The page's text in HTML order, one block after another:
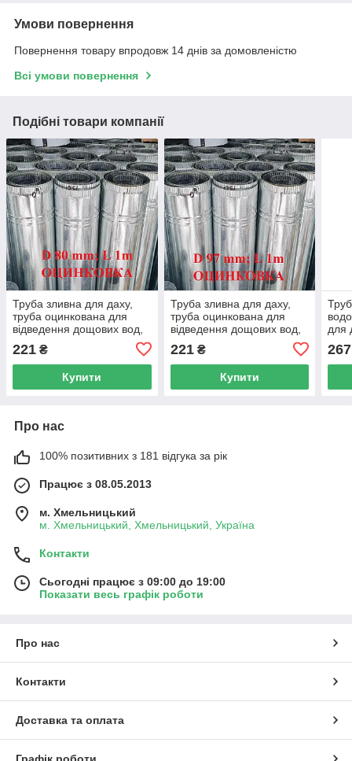
Умови повернення
Повернення товару впродовж 14 днів за домовленістю
Всі умови повернення
Подібні товари компанії
Труба зливна для даху,
труба оцинкована для
відведення дощових вод,
відвід дощових вод, труба
для водостоків.
221 ₴
Купити
Труба зливна для даху,
труба оцинкована для
відведення дощових вод,
відвід дощових вод, труба
для водостоків.
221₴
Купити
для
267
Про нас
100% позитивних з 181 відгука за рік
Працює з 08.05.2013
м. Хмельницький
м. Хмельницький, Хмельницький, Україна
Контакти
Сьогодні працює з 09:00 до 19:00
Показати весь графік роботи
Про нас
Контакти
Доставка та оплата